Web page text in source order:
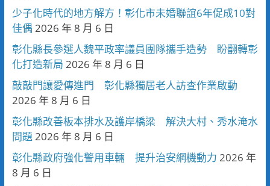
少子化時代的地方解方！彰化市未婚聯誼6年促成10對
佳偶 2026 年 8 月 6 日
彰化縣長參選人魏平政率議員團隊攜手造勢 盼翻轉彰
化打造新局 2026 年 8 月 6 日
敲敲門讓愛傳進門 彰化縣獨居老人訪查作業啟動
2026 年 8 月 6 日
彰化縣改善板本排水及護岸橋梁 解決大村、秀水淹水
問題 2026 年 8 月 6 日
彰化縣政府強化警用車輛 提升治安網機動力 2026 年
8 月 6 日